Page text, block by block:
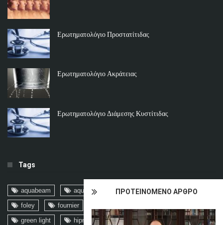
ΠΡΟΤΕΙΝΟΜΕΝΟ ΑΡΘΡΟ
Ερωτηματολόγιο Προστατίτιδας
Ερωτηματολόγιο Ακράτειας
Ερωτηματολόγιο Διάμεσης Κυστίτιδας
Tags
aquabeam aquablation biopsee
focal
foley
fournier
green light
hiprex holep hpv ICD-10